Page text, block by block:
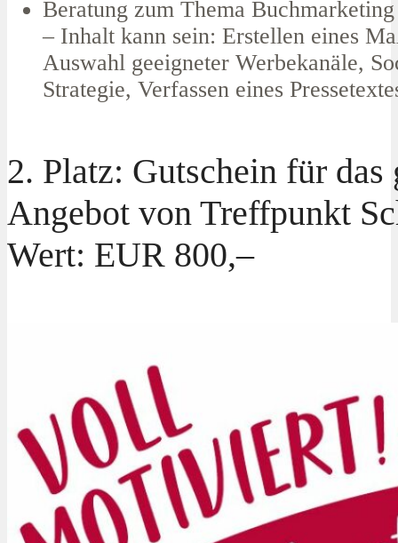
Beratung zum Thema
– Inhalt kann sein: Erstellen eines
Auswahl geeigneter Werbekanäle,
Strategie, Verfassen eines
2. Platz: Gutschein für das
Angebot von Treffpunkt
Wert: EUR 800,–